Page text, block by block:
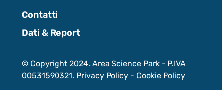
Contatti
Dati & Report
© Copyright 2024. Area Science Park - P.IVA
00531590321. Privacy Policy- Cookie Policy